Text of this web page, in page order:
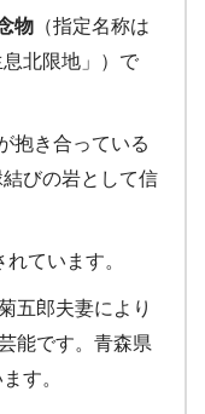
物 （指定名称は
息北限地」）で
抱き合っている
びの岩として信
ています。
五郎夫妻により
能です。青森県
す。